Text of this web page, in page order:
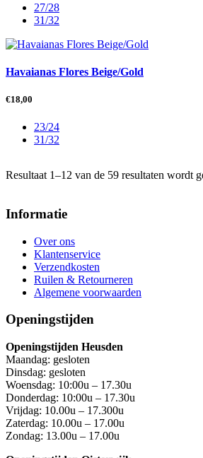
27/28
31/32
Havaianas Flores Beige/Gold
€18,00
23/24
31/32
Resultaat 1–12 van de 59 resultaten wordt
Informatie
Over ons
Klantenservice
Verzendkosten
Ruilen & Retourneren
Algemene voorwaarden
Openingstijden
Openingstijden Heusden
Maandag: gesloten
Dinsdag: gesloten
Woensdag: 10:00u – 17.30u
Donderdag: 10:00u – 17.30u
Vrijdag: 10.00u – 17.300u
Zaterdag: 10.00u – 17.00u
Zondag: 13.00u – 17.00u